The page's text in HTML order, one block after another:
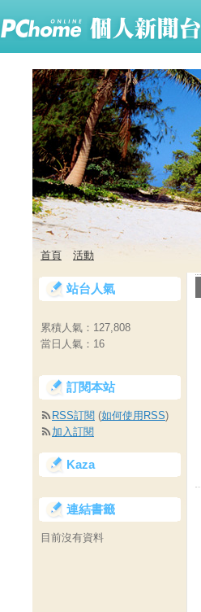
首頁 活動
站台人氣
累積人氣： 127,808
當日人氣： 16
訂閱本站
RSS訂閱 (如何使用RSS)
加入訂閱
Kaza
連結書籤
目前沒有資料